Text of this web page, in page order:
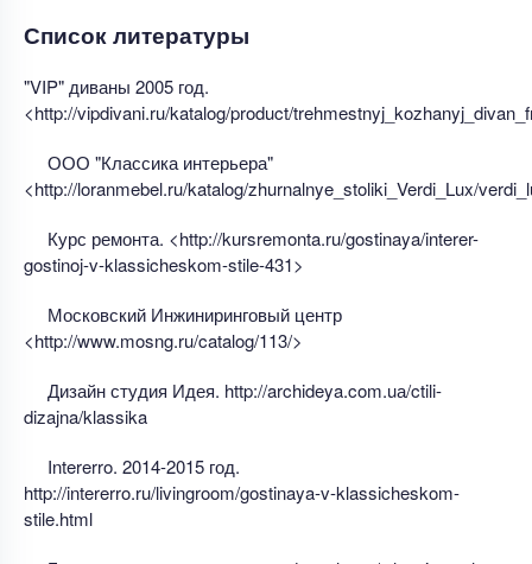
Список литературы
"VIP" диваны 2005 год.
<http://vipdivani.ru/katalog/product/
ООО "Классика интерьера"
<http://loranmebel.ru/katalog/zhurnalnye_stoliki_Verdi_Lux/
Курс ремонта. <http://kursremonta.ru/gostinaya/interer-
gostinoj-v-klassicheskom-stile-431>
Московский Инжиниринговый центр
<http://www.mosng.ru/catalog/113/>
Дизайн студия Идея. http://archideya.com.uа/ctili-
dizajna/klassika
Intererro. 2014-2015 год.
http://intererro.ru/livingroom/gostinaya-v-klassicheskom-
stile.html